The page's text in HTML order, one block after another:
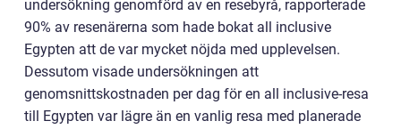
undersökning genomförd av en resebyrå, rapporterade
90% av resenärerna som hade bokat all inclusive
Egypten att de var mycket nöjda med upplevelsen.
Dessutom visade undersökningen att
genomsnittskostnaden per dag för en all inclusive-resa
till Egypten var lägre än en vanlig resa med planerade